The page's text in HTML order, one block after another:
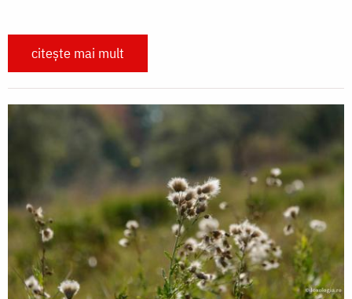
citește mai mult